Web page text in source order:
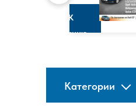
К
изданию
Категории